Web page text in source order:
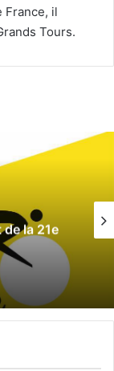
France, il
Tours.
la 21e